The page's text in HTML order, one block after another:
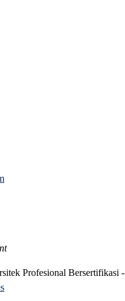
Profesional Bersertifikasi -